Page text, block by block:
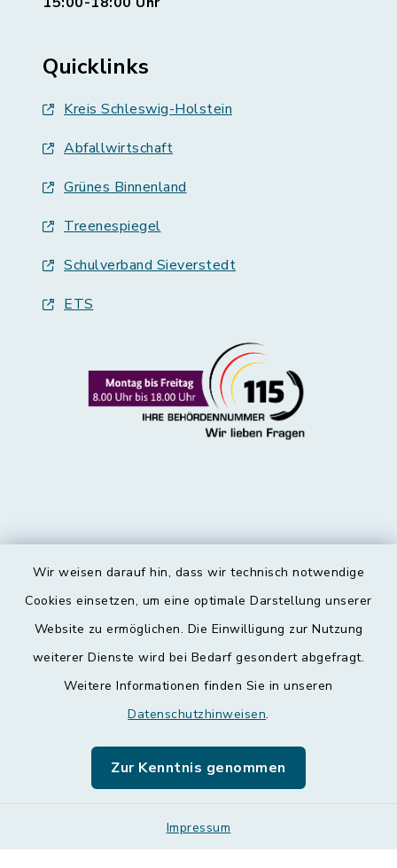
Wir weisen darauf hin, dass wir technisch notwendige
Cookies einsetzen, um eine optimale Darstellung unserer
Website zu ermöglichen. Die Einwilligung zur Nutzung
weiterer Dienste wird bei Bedarf gesondert abgefragt.
Weitere Informationen finden Sie in unseren
Datenschutzhinweisen.
Zur Kenntnis genommen
Impressum
Quicklinks
Kreis Schleswig-Holstein
Abfallwirtschaft
Grünes Binnenland
Treenespiegel
Schulverband Sieverstedt
ETS
Kontakt
Datenschutz
Leichte Sprache
Sitemap